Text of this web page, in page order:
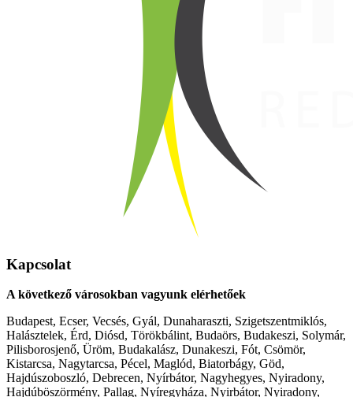
Kapcsolat
A következő városokban vagyunk elérhetőek
Budapest, Ecser, Vecsés, Gyál, Dunaharaszti, Szigetszentmiklós,
Halásztelek, Érd, Diósd, Törökbálint, Budaörs, Budakeszi, Solymár,
Pilisborosjenő, Üröm, Budakalász, Dunakeszi, Fót, Csömör,
Kistarcsa, Nagytarcsa, Pécel, Maglód, Biatorbágy, Göd,
Hajdúszoboszló, Debrecen, Nyírbátor, Nagyhegyes, Nyiradony,
Hajdúböszörmény, Pallag, Nyíregyháza, Nyirbátor, Nyiradony,